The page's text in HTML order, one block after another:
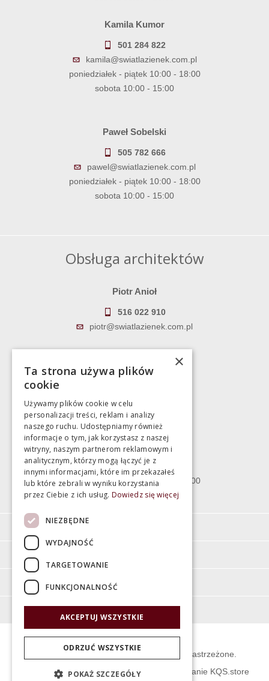
Kamila Kumor
501 284 822
kamila@swiatlazienek.com.pl
poniedziałek - piątek 10:00 - 18:00
sobota 10:00 - 15:00
Paweł Sobelski
505 782 666
pawel@swiatlazienek.com.pl
poniedziałek - piątek 10:00 - 18:00
sobota 10:00 - 15:00
Obsługa architektów
Piotr Anioł
516 022 910
piotr@swiatlazienek.com.pl
783 043 083
Magazyn
Bartycka 24/26 Hala 100
00-716 Warszawa
poniedziałek - piątek 10:00 - 18:00
sobota 10:00 - 15:00
Moje konto
O firmie
© Świat Łazienek XXI w. Wszelkie prawa zastrzeżone.
Projekt graficzny KQSDesign: Oprogramowanie KQS.store
×
Ta strona używa plików
cookie
Używamy plików cookie w celu
personalizacji treści, reklam i analizy
naszego ruchu. Udostępniamy również
informacje o tym, jak korzystasz z naszej
witryny, naszym partnerom reklamowym i
analitycznym, którzy mogą łączyć je z
innymi informacjami, które im przekazałeś
lub które zebrali w wyniku korzystania
przez Ciebie z ich usług. Dowiedz się więcej
NIEZBĘDNE
WYDAJNOŚĆ
TARGETOWANIE
FUNKCJONALNOŚĆ
AKCEPTUJ WSZYSTKIE
ODRZUĆ WSZYSTKIE
POKAŻ SZCZEGÓŁY